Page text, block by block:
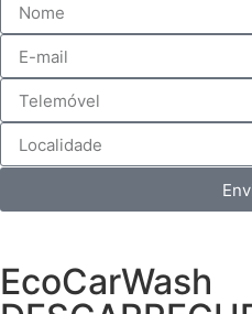
EcoCarWash